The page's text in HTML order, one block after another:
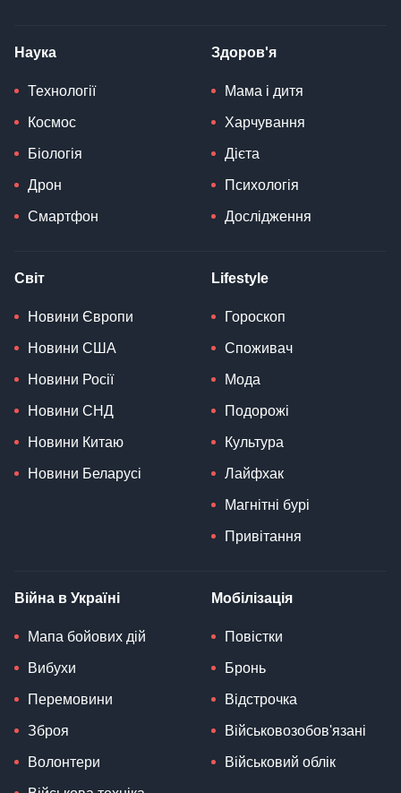
Наука
Технології
Космос
Біологія
Дрон
Смартфон
Здоров'я
Мама і дитя
Харчування
Дієта
Психологія
Дослідження
Світ
Новини Європи
Новини США
Новини Росії
Новини СНД
Новини Китаю
Новини Беларусі
Lifestyle
Гороскоп
Споживач
Мода
Подорожі
Культура
Лайфхак
Магнітні бурі
Привітання
Війна в Україні
Мапа бойових дій
Вибухи
Перемовини
Зброя
Волонтери
Мобілізація
Повістки
Бронь
Відстрочка
Військовозобов'язані
Військовий облік